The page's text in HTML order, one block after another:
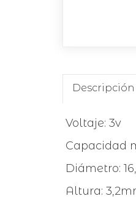
Descripción
Voltaje: 3v
Capacidad
Diámetro:
Altura: